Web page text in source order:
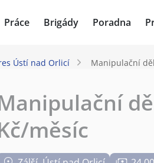
Práce Brigády Poradna
Ústí nad Orlicí Manipulační
měsíc